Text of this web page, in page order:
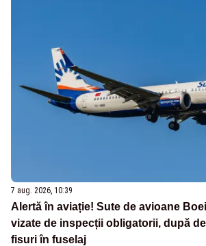
7 aug. 2026, 10:39
Alertă în aviație! Sute de avioane
vizate de inspecții obligatorii, după
fisuri în fuselaj